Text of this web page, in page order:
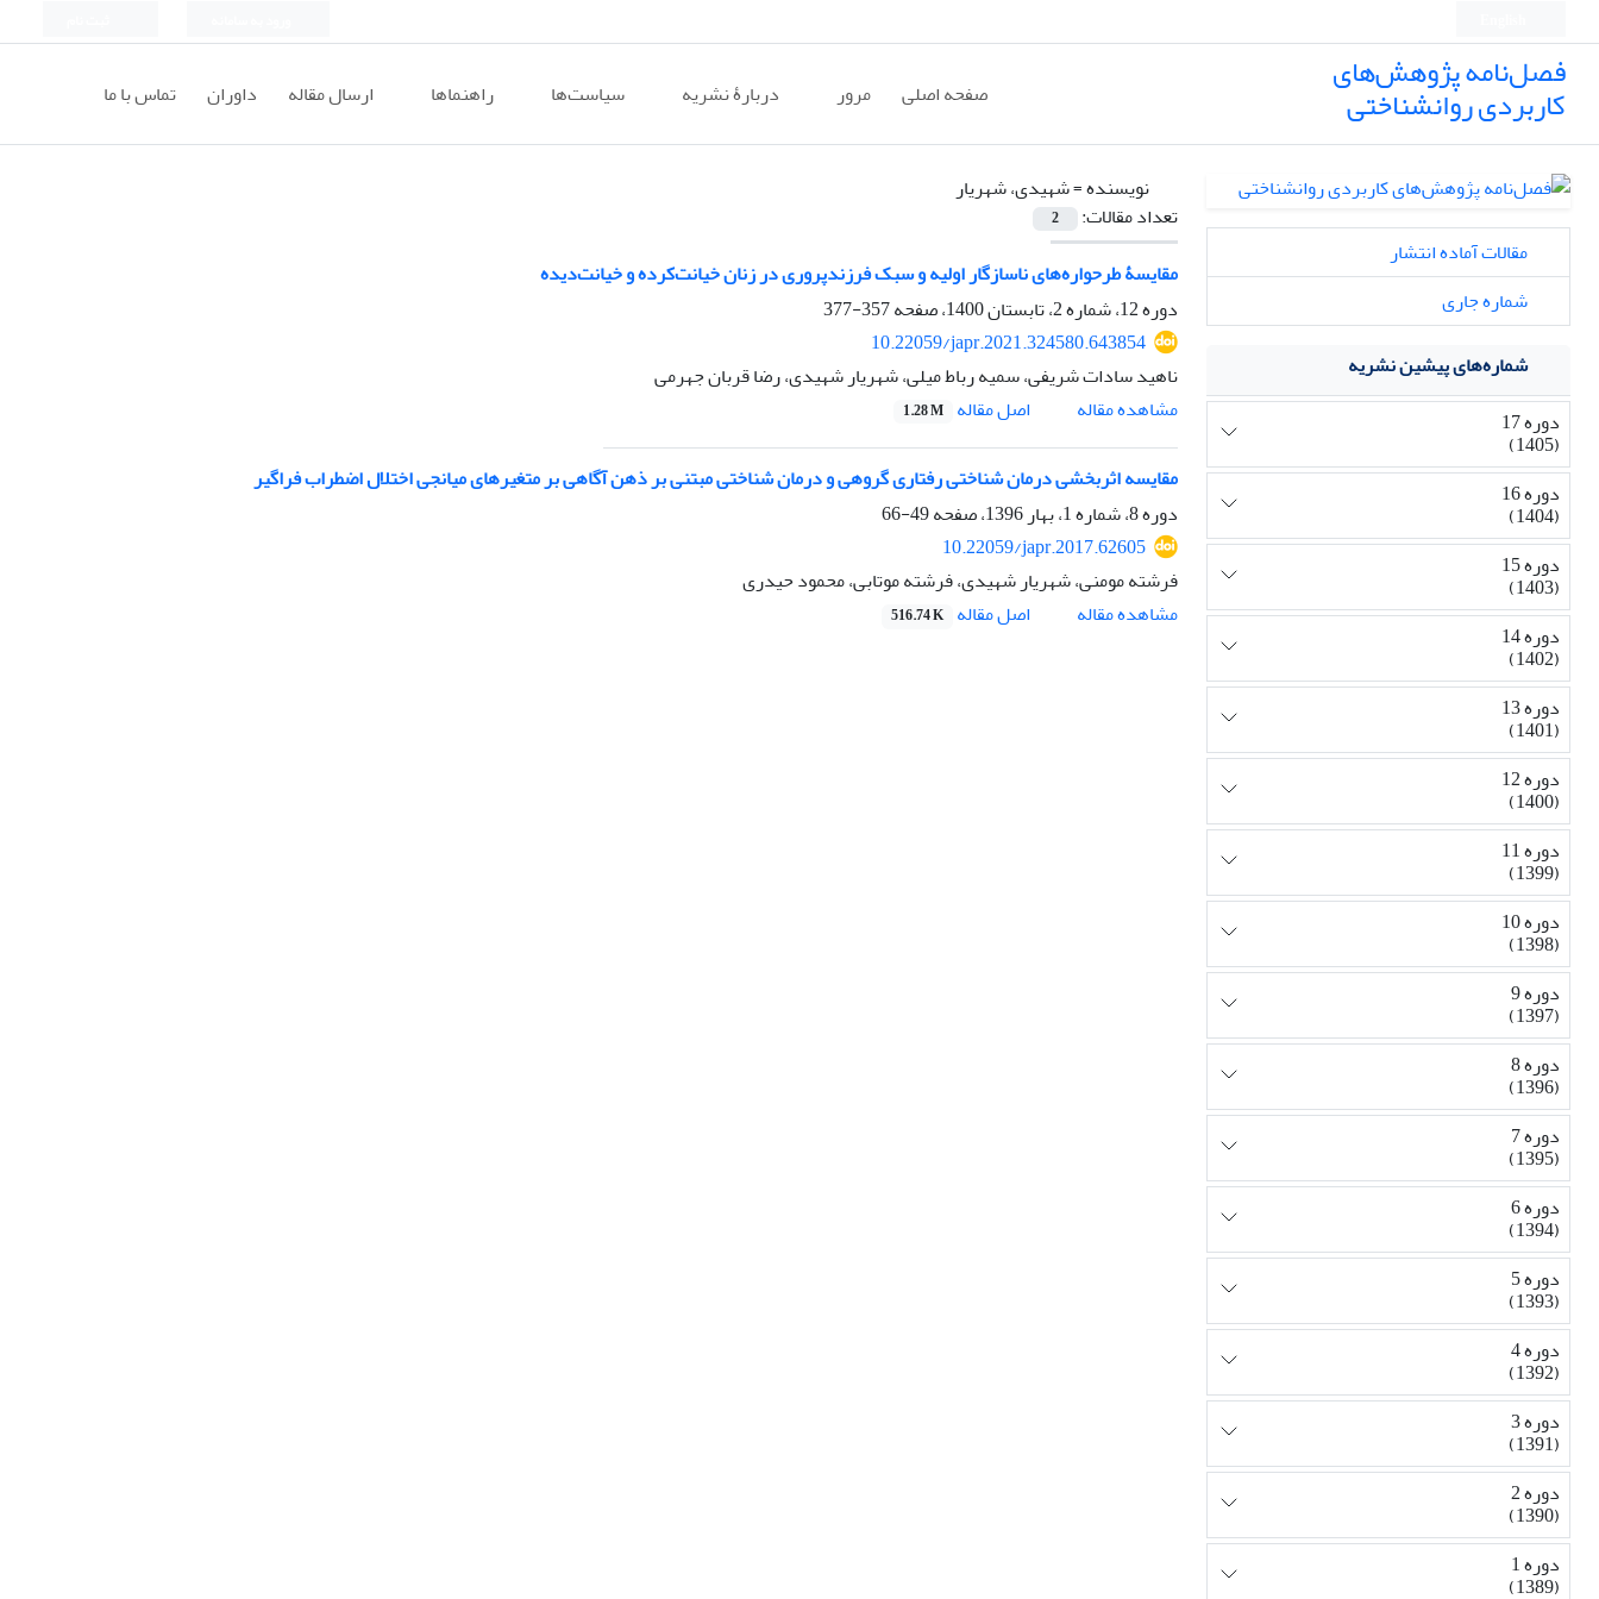
فصل‌نامه پژوهش‌های
کاربردی روانشناختی صفحه اصلی مرور دربارۀ نشریه سیاست‌ها راهنماها ارسال مقاله داوران تماس با ما
نویسنده =شهیدی، شهریار
تعداد مقالات:
2
مقایسۀ طرحواره‌های ناسازگار اولیه و سبک فرزندپروری در زنان خیانت‌کرده و خیانت‌دیده
دوره 12، شماره 2، تابستان 1400، صفحه
357-377
10.22059/japr.2021.324580.643854
ناهید سادات شریفی، سمیه رباط میلی، شهریار شهیدی، رضا قربان جهرمی
مشاهده مقاله
اصل مقاله 1.28 M
مقایسه اثربخشی درمان شناختی رفتاری گروهی و درمان شناختی مبتنی بر ذهن آگاهی بر متغیرهای میانجی اختلال اضطراب فراگیر
دوره 8، شماره 1، بهار 1396، صفحه
49-66
10.22059/japr.2017.62605
فرشته مومنی، شهریار شهیدی، فرشته موتابی، محمود حیدری
مشاهده مقاله
اصل مقاله 516.74 K
مقالات آماده انتشار
شماره جاری
شماره‌های پیشین نشریه
دوره 17
(1405)
دوره 16
(1404)
دوره 15
(1403)
دوره 14
(1402)
دوره 13
(1401)
دوره 12
(1400)
دوره 11
(1399)
دوره 10
(1398)
دوره 9
(1397)
دوره 8
(1396)
دوره 7
(1395)
دوره 6
(1394)
دوره 5
(1393)
دوره 4
(1392)
دوره 3
(1391)
دوره 2
(1390)
دوره 1
(1389)